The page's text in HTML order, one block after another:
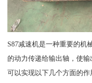
S87减速机是一种重要的机
的动力传递给输出轴，使
可以实现以下几个方面的作